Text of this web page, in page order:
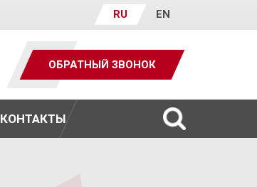
RU EN
ОБРАТНЫЙ ЗВОНОК
КОНТАКТЫ